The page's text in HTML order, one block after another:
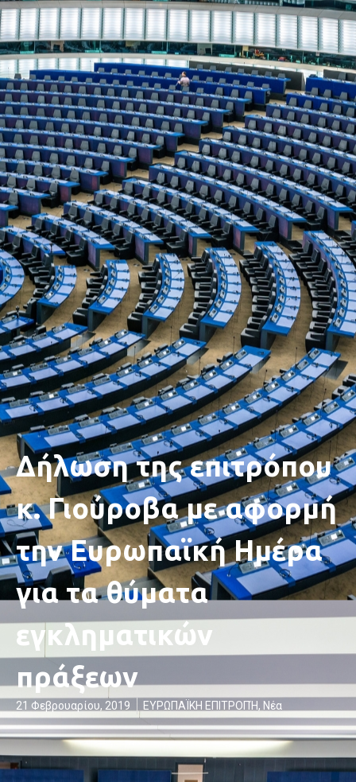
Δήλωση της επιτρόπου
κ. Γιούροβα με αφορμή
την Ευρωπαϊκή Ημέρα
για τα θύματα
εγκληματικών
πράξεων
21 Φεβρουαρίου, 2019 ΕΥΡΩΠΑΪΚΗ ΕΠΙΤΡΟΠΉ, Νέα